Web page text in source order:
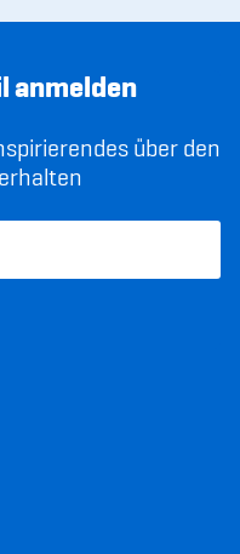
anmelden
über den